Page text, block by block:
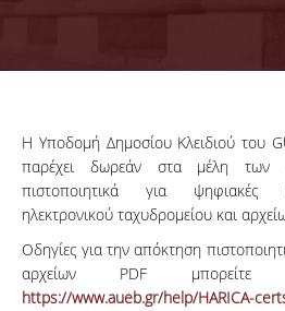
Η Υποδομή Δημοσίου Κλειδιού του
παρέχει δωρεάν στα μέλη των
πιστοποιητικά για ψηφιακές
ηλεκτρονικού ταχυδρομείου και
Οδηγίες για την απόκτηση
αρχείων PDF
https://www.aueb.gr/help/HARICA-